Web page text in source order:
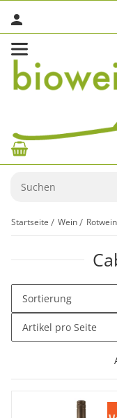
Startseite Wein Rotwein
Sortierung
Artikel pro Seite